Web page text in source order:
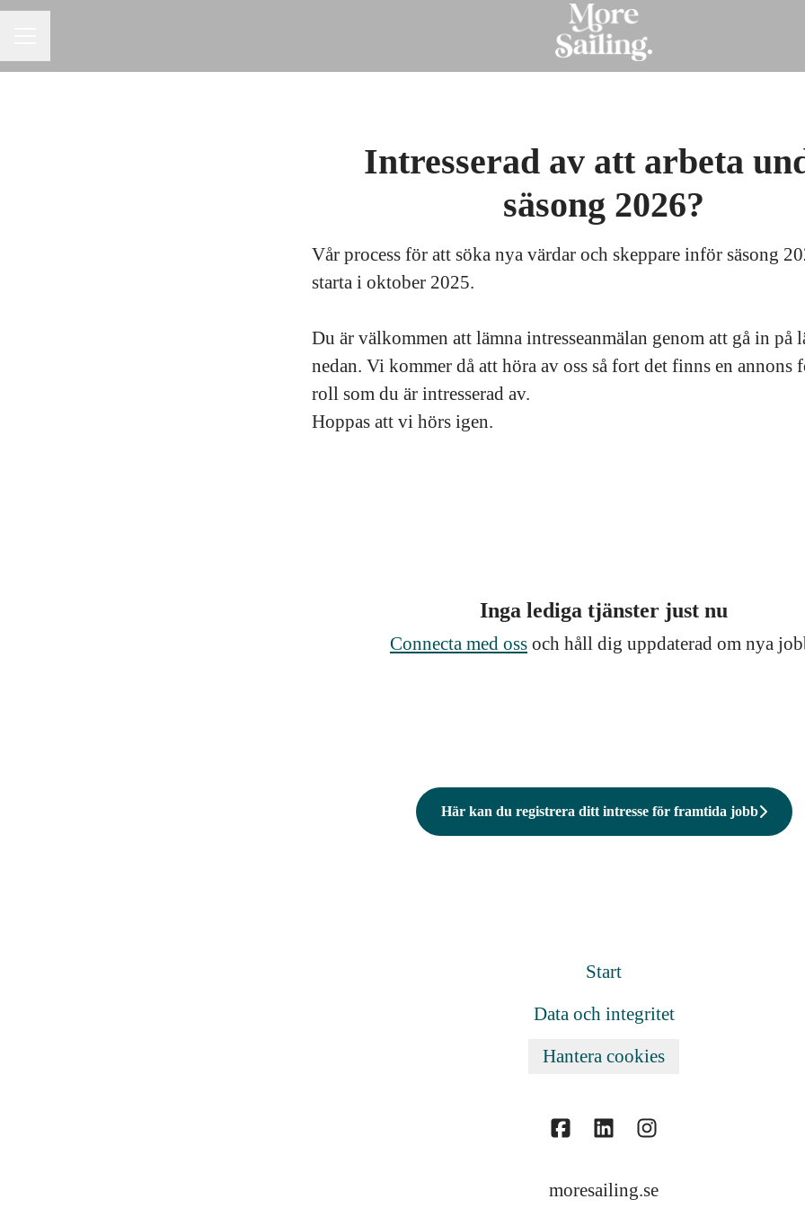
Intresserad av att arbeta
säsong 2026?
Vår process för att söka nya värdar och skeppare inför säsong
starta i oktober 2025.
Du är välkommen att lämna intresseanmälan genom att gå in på
nedan. Vi kommer då att höra av oss så fort det finns en annons
roll som du är intresserad av.
Hoppas att vi hörs igen.
Inga lediga tjänster just nu
Connecta med oss och håll dig uppdaterad om nya
Här kan du registrera ditt intresse för framtida jobb
Start
Data och integritet
Hantera cookies
moresailing.se